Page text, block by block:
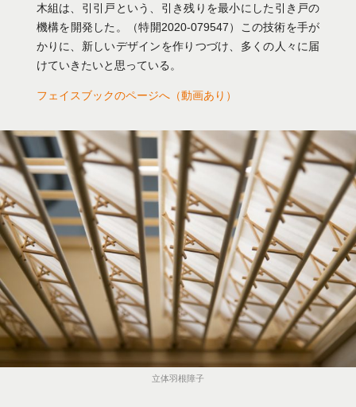
木組は、引引戸という、引き残りを最小にした引き戸の
機構を開発した。（特開2020-079547）この技術を手が
かりに、新しいデザインを作りつづけ、多くの人々に届
けていきたいと思っている。
フェイスブックのページへ（動画あり）
立体羽根障子